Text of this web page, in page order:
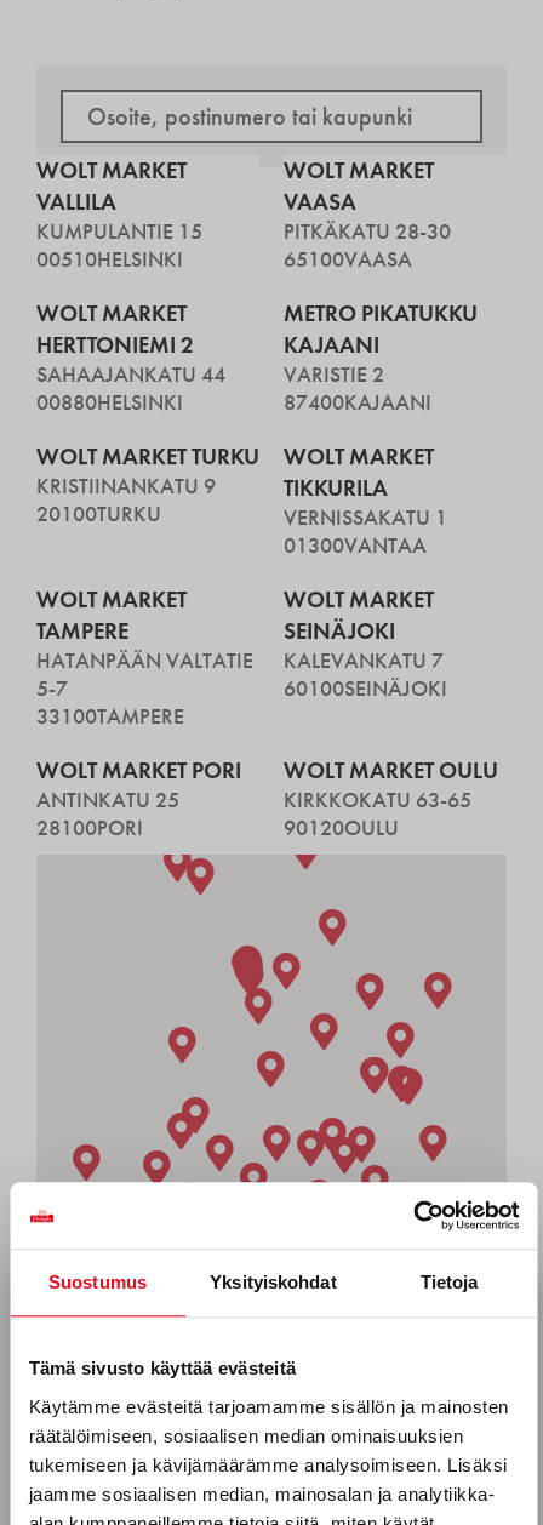
Suostumus Yksityiskohdat Tietoja
Tämä sivusto käyttää evästeitä
Käytämme evästeitä tarjoamamme sisällön ja mainosten
räätälöimiseen, sosiaalisen median ominaisuuksien
tukemiseen ja kävijämäärämme analysoimiseen. Lisäksi
jaamme sosiaalisen median, mainosalan ja analytiikka-
WOLT MARKET
VALLILA
KUMPULANTIE 15
00510HELSINKI
WOLT MARKET
VAASA
PITKÄKATU 28-30
65100VAASA
WOLT MARKET
HERTTONIEMI 2
SAHAAJANKATU 44
00880HELSINKI
METRO PIKATUKKU
KAJAANI
VARISTIE 2
87400KAJAANI
WOLT MARKET TURKU
KRISTIINANKATU 9
20100TURKU
WOLT MARKET
TIKKURILA
VERNISSAKATU 1
01300VANTAA
WOLT MARKET
TAMPERE
HATANPÄÄN VALTATIE
5-7
33100TAMPERE
WOLT MARKET
SEINÄJOKI
KALEVANKATU 7
60100SEINÄJOKI
WOLT MARKET PORI
ANTINKATU 25
28100PORI
WOLT MARKET OULU
KIRKKOKATU 63-65
90120OULU
Tilaa uutiskirjeemme
Puhelinnumero